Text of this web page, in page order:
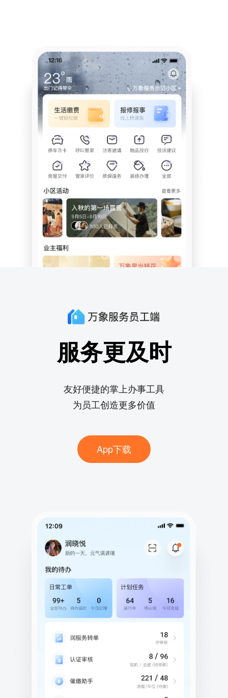
服务更及时
友好便捷的掌上办事工具
为员工创造更多价值
App下载